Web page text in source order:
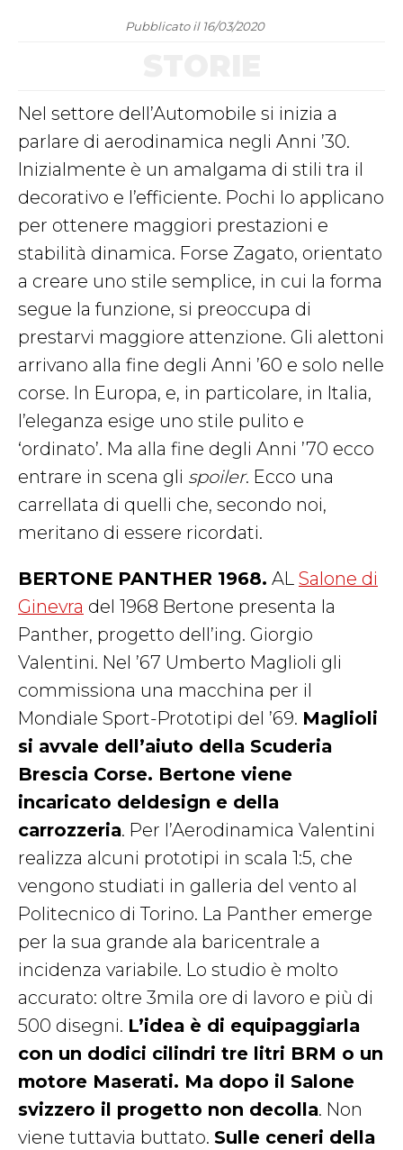
Pubblicato il 16/03/2020
Nel settore dell’Automobile si inizia a
parlare di aerodinamica negli Anni ’30.
Inizialmente è un amalgama di stili tra il
decorativo e l’efficiente. Pochi lo applicano
per ottenere maggiori prestazioni e
stabilità dinamica. Forse Zagato, orientato
a creare uno stile semplice, in cui la forma
segue la funzione, si preoccupa di
prestarvi maggiore attenzione. Gli alettoni
arrivano alla fine degli Anni ’60 e solo nelle
corse. In Europa, e, in particolare, in Italia,
l’eleganza esige uno stile pulito e
‘ordinato’. Ma alla fine degli Anni ’70 ecco
entrare in scena gli spoiler. Ecco una
carrellata di quelli che, secondo noi,
meritano di essere ricordati.
BERTONE PANTHER 1968. AL Salone di
Ginevra del 1968 Bertone presenta la
Panther, progetto dell’ing. Giorgio
Valentini. Nel ’67 Umberto Maglioli gli
commissiona una macchina per il
Mondiale Sport-Prototipi del ’69. Maglioli
si avvale dell’aiuto della Scuderia
Brescia Corse. Bertone viene
incaricato deldesign e della
carrozzeria. Per l’Aerodinamica Valentini
realizza alcuni prototipi in scala 1:5, che
vengono studiati in galleria del vento al
Politecnico di Torino. La Panther emerge
per la sua grande ala baricentrale a
incidenza variabile. Lo studio è molto
accurato: oltre 3mila ore di lavoro e più di
500 disegni. L’idea è di equipaggiarla
con un dodici cilindri tre litri BRM o un
motore Maserati. Ma dopo il Salone
svizzero il progetto non decolla. Non
viene tuttavia buttato. Sulle ceneri della